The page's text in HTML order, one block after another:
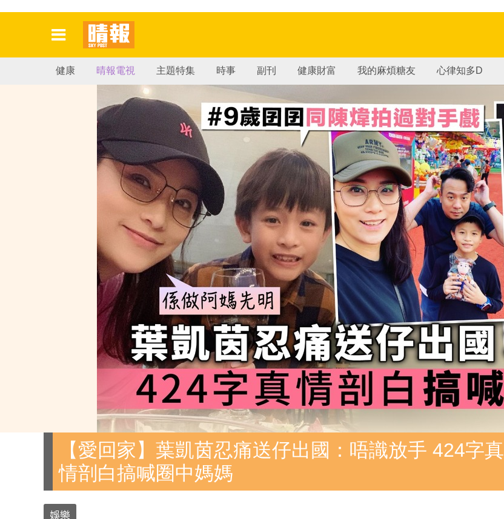
健康 晴報電視 主題特集 時事 副刊 健康財富 我的麻煩糖友 心律知多D
【愛回家】葉凱茵忍痛送仔出國：唔識放手 424字真
情剖白搞喊圈中媽媽
娛樂